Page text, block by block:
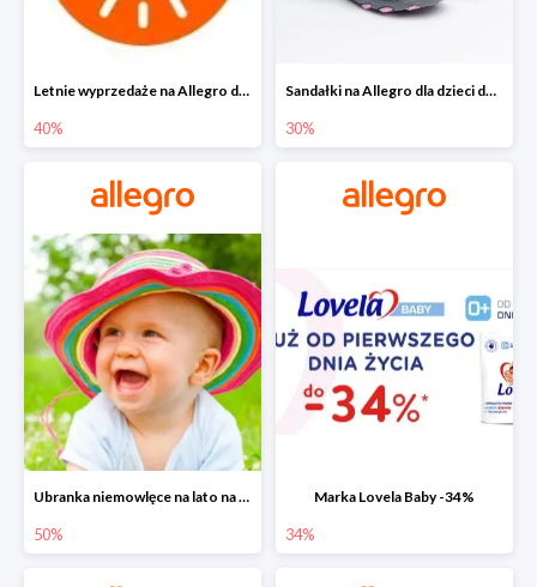
Letnie wyprzedaże na Allegro do -40%
40%
Sandałki na Allegro dla dzieci do -30%
30%
Ubranka niemowlęce na lato na Allegro do -50%
50%
Marka Lovela Baby -34%
34%